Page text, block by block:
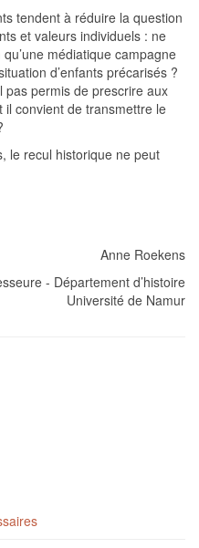
tendent à réduire la question
et valeurs individuels : ne
médiatique campagne
d’enfants précarisés ?
pas permis de prescrire aux
convient de transmettre le
le recul historique ne peut
Anne Roekens
- Département d’histoire
Université de Namur